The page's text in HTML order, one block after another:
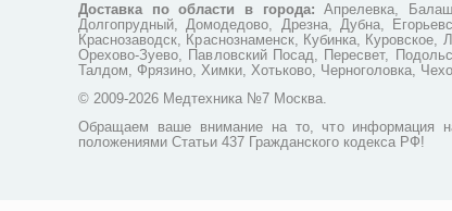
Доставка по области в города: Апрелевка,
Долгопрудный, Домодедово, Дрезна, Дубна,
Краснозаводск, Краснознаменск, Кубинка,
Орехово-Зуево, Павловский Посад, Пересвет,
Талдом, Фрязино, Химки, Хотьково, Черноголовка,
© 2009-2026 Медтехника №7 Москва.
Обращаем ваше внимание на то, что информация
положениями Статьи 437 Гражданского кодекса РФ!